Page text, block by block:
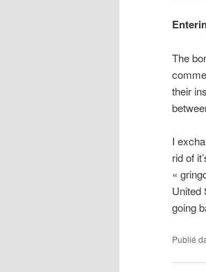
The
their
I
rid of
«
United
going
Publié